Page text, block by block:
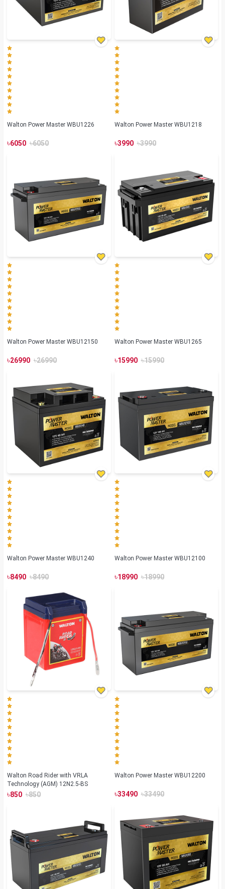
Walton Power Master WBU1226
৳6050 ৳6050
Walton Power Master WBU1218
৳3990 ৳3990
Walton Power Master WBU12150
৳26990 ৳26990
Walton Power Master WBU1265
৳15990 ৳15990
Walton Power Master WBU1240
৳8490 ৳8490
Walton Power Master WBU12100
৳18990 ৳18990
Walton Road Rider with VRLA
Technology (AGM) 12N2.5-BS
৳850 ৳850
Walton Power Master WBU12200
৳33490 ৳33490